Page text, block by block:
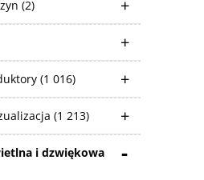
(2)
(1 016)
(1 213)
i dzwiękowa